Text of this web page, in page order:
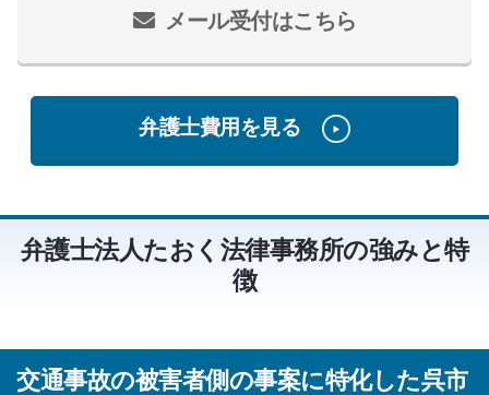
メール受付はこちら
弁護士費用を見る
弁護士法人たおく法律事務所の強みと特
徴
交通事故の被害者側の事案に特化した呉市